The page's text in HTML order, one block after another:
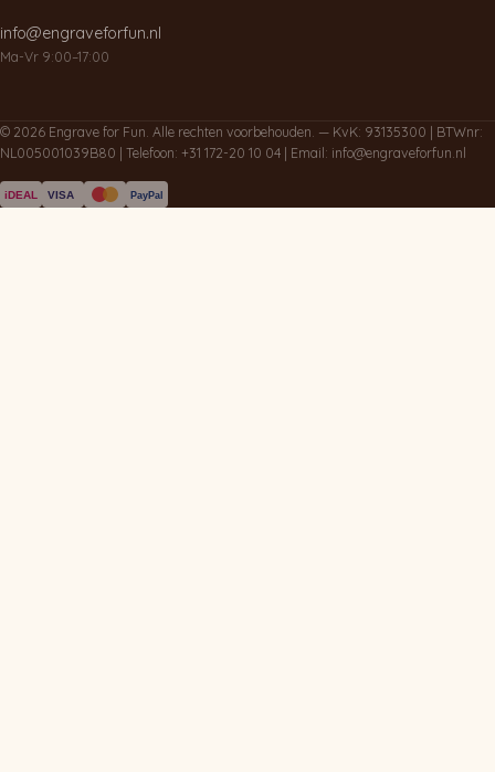
info@engraveforfun.nl
Ma-Vr 9:00–17:00
© 2026 Engrave for Fun. Alle rechten voorbehouden. — KvK: 93135300 | BTWnr:
NL005001039B80 | Telefoon: +31 172-20 10 04 | Email: info@engraveforfun.nl
iDEAL VISA PayPal